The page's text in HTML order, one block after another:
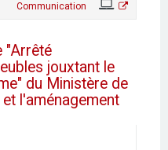
Communication
"Arrêté
jouxtant le
du Ministère de
l'aménagement